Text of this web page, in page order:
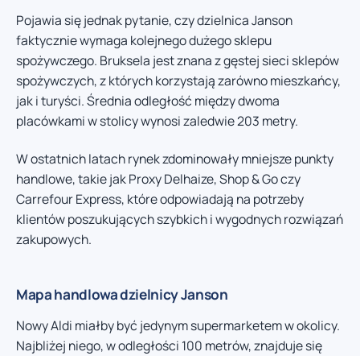
Pojawia się jednak pytanie, czy dzielnica Janson
faktycznie wymaga kolejnego dużego sklepu
spożywczego. Bruksela jest znana z gęstej sieci sklepów
spożywczych, z których korzystają zarówno mieszkańcy,
jak i turyści. Średnia odległość między dwoma
placówkami w stolicy wynosi zaledwie 203 metry.
W ostatnich latach rynek zdominowały mniejsze punkty
handlowe, takie jak Proxy Delhaize, Shop & Go czy
Carrefour Express, które odpowiadają na potrzeby
klientów poszukujących szybkich i wygodnych rozwiązań
zakupowych.
Mapa handlowa dzielnicy Janson
Nowy Aldi miałby być jedynym supermarketem w okolicy.
Najbliżej niego, w odległości 100 metrów, znajduje się